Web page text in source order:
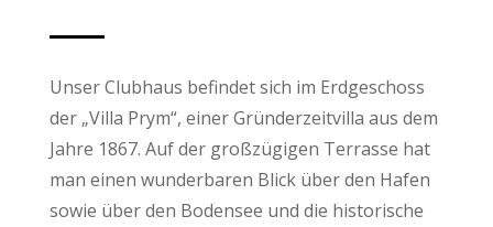
Unser Clubhaus befindet sich im Erdgeschoss
der „Villa Prym“, einer Gründerzeitvilla aus dem
Jahre 1867. Auf der großzügigen Terrasse hat
man einen wunderbaren Blick über den Hafen
sowie über den Bodensee und die historische